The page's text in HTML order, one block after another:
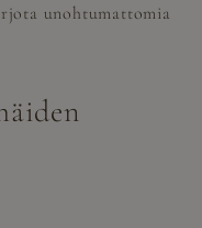
unohtumattomia